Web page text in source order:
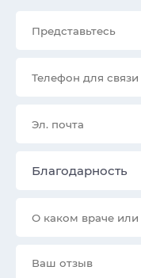
Благодарность